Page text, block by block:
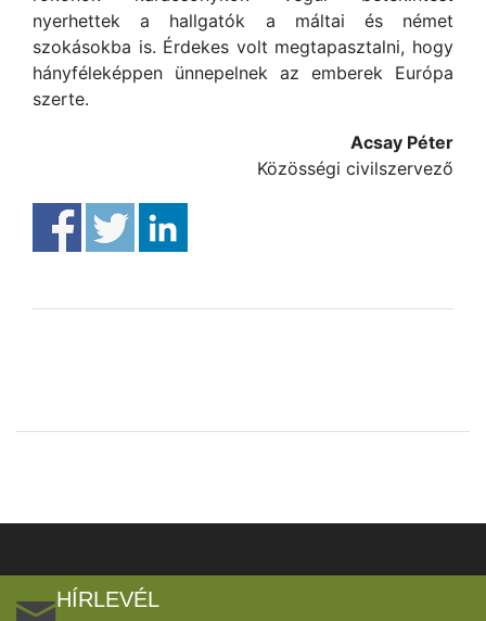
nyerhettek a hallgatók a máltai és német
szokásokba is. Érdekes volt megtapasztalni, hogy
hányféleképpen ünnepelnek az emberek Európa
szerte.
Acsay Péter
Közösségi civilszervező
HÍRLEVÉL